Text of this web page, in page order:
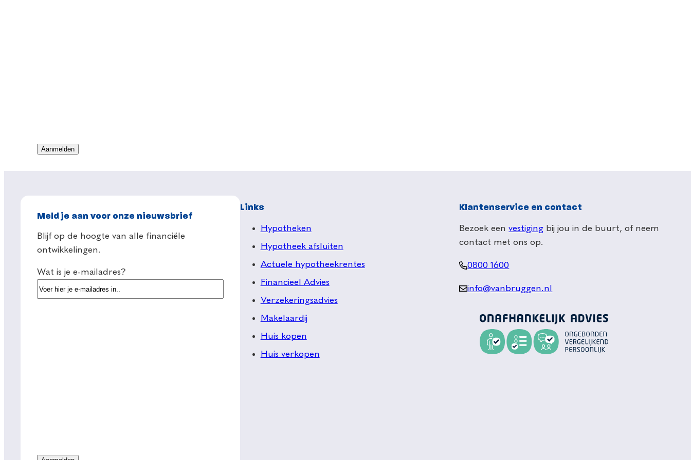
Meld je aan voor onze nieuwsbrief
Blijf op de hoogte van alle financiële
ontwikkelingen.
Wat is je e-mailadres?
Links
Hypotheken
Hypotheek afsluiten
Actuele hypotheekrentes
Financieel Advies
Verzekeringsadvies
Makelaardij
Huis kopen
Huis verkopen
Klantenservice en contact
Bezoek eenvestiging bij jou in de buurt, of neem
contact met ons op.
0800 1600
info@vanbruggen.nl